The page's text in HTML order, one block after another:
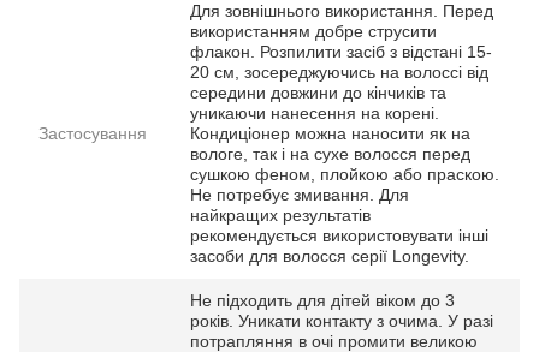
Застосування
Для зовнішнього використання. Перед
використанням добре струсити
флакон. Розпилити засіб з відстані 15-
20 см, зосереджуючись на волоссі від
середини довжини до кінчиків та
уникаючи нанесення на корені.
Кондиціонер можна наносити як на
вологе, так і на сухе волосся перед
сушкою феном, плойкою або праскою.
Не потребує змивання. Для
найкращих результатів
рекомендується використовувати інші
засоби для волосся серії Longevity.
Не підходить для дітей віком до 3
років. Уникати контакту з очима. У разі
потрапляння в очі промити великою